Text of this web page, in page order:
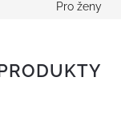
Pro ženy